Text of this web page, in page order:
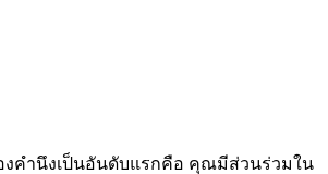
งคำนึงเป็นอันดับแรกคือ คุณมีส่วนร่วมใน